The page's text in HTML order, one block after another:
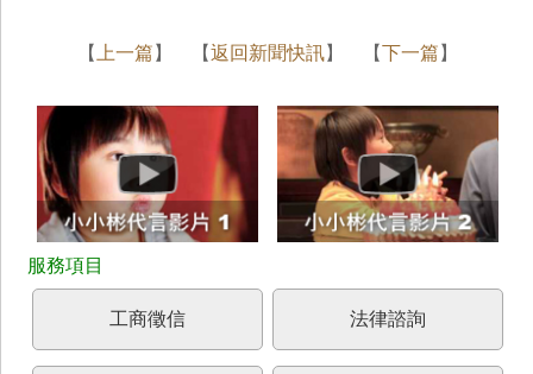
【 上一篇 】 【返回新聞快訊】 【下一篇 】
工商徵信 法律諮詢